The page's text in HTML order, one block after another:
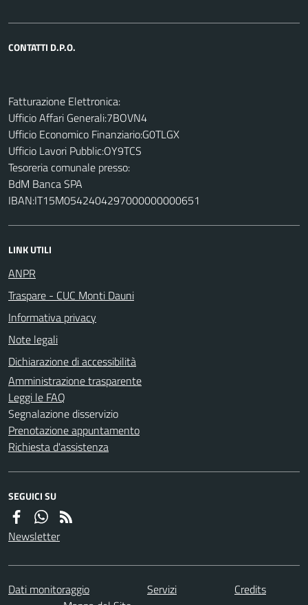
CONTATTI D.P.O.
Fatturazione Elettronica:
Ufficio Affari Generali:7BOVN4
Ufficio Economico Finanziario:G0TLGX
Ufficio Lavori Pubblic:OY9TCS
Tesoreria comunale presso:
BdM Banca SPA
IBAN:IT15M0542404297000000000651
LINK UTILI
ANPR
Traspare - CUC Monti Dauni
Informativa privacy
Note legali
Dichiarazione di accessibilità
Amministrazione trasparente
Leggi le FAQ
Segnalazione disservizio
Prenotazione appuntamento
Richiesta d'assistenza
SEGUICI SU
Newsletter
Dati monitoraggio Servizi
Credits